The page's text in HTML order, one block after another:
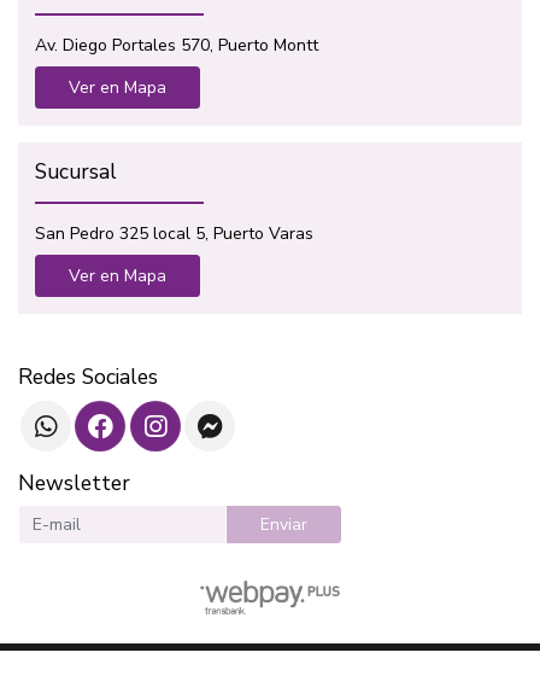
Av. Diego Portales 570, Puerto Montt
Ver en Mapa
Sucursal
San Pedro 325 local 5, Puerto Varas
Ver en Mapa
Redes Sociales
Newsletter
Enviar